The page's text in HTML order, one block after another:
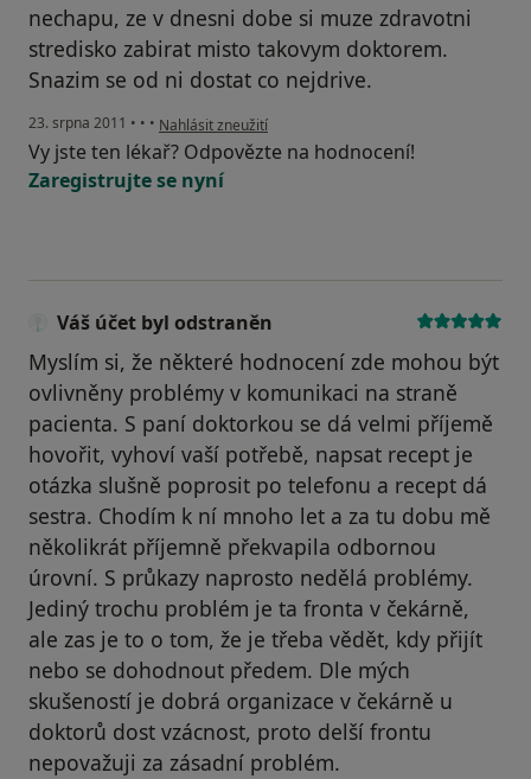
nechapu, ze v dnesni dobe si muze zdravotni
stredisko zabirat misto takovym doktorem.
Snazim se od ni dostat co nejdrive.
23. srpna 2011 • • • podle názoru uživatele Pacient
Nahlásit zneužití
Vy jste ten lékař? Odpovězte na hodnocení!
Zaregistrujte se nyní
Váš účet byl odstraněn
Myslím si, že některé hodnocení zde mohou být
ovlivněny problémy v komunikaci na straně
pacienta. S paní doktorkou se dá velmi příjemě
hovořit, vyhoví vaší potřebě, napsat recept je
otázka slušně poprosit po telefonu a recept dá
sestra. Chodím k ní mnoho let a za tu dobu mě
několikrát příjemně překvapila odbornou
úrovní. S průkazy naprosto nedělá problémy.
Jediný trochu problém je ta fronta v čekárně,
ale zas je to o tom, že je třeba vědět, kdy přijít
nebo se dohodnout předem. Dle mých
skušeností je dobrá organizace v čekárně u
doktorů dost vzácnost, proto delší frontu
nepovažuji za zásadní problém.